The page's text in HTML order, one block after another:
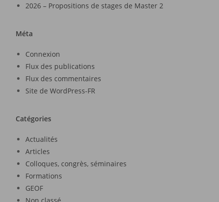
2026 – Propositions de stages de Master 2
Méta
Connexion
Flux des publications
Flux des commentaires
Site de WordPress-FR
Catégories
Actualités
Articles
Colloques, congrès, séminaires
Formations
GEOF
Non classé